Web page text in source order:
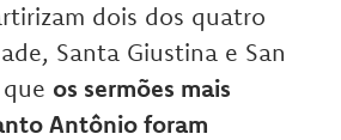
dois dos quatro
Santa Giustina e San
os sermões mais
Antônio foram